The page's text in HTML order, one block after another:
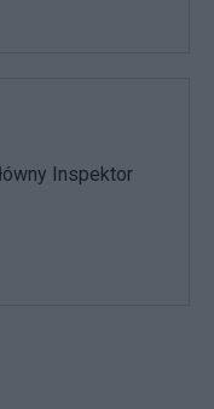
Inspektor